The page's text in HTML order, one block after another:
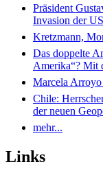
Präsident
Invasion der
Kretzmann,
Das doppelte
Amerika“? Mit
Marcela
Chile:
der neuen
mehr...
Links